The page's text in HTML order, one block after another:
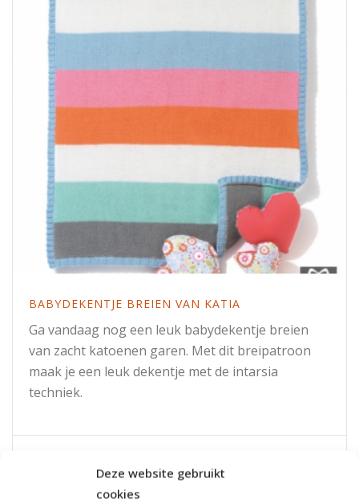
Deze website gebruikt
cookies
BABYDEKENTJE BREIEN VAN KATIA
Ga vandaag nog een leuk babydekentje breien
van zacht katoenen garen. Met dit breipatroon
maak je een leuk dekentje met de intarsia
techniek.